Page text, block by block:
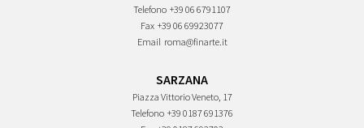
Telefono +39 06 6791107
Fax +39 06 69923077
Email roma@finarte.it
SARZANA
Piazza Vittorio Veneto, 17
Telefono +39 0187 691376